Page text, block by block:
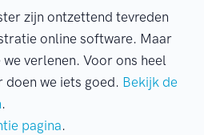
zijn ontzettend tevreden
online software. Maar
verlenen. Voor ons heel
we iets goed. Bekijk de
.
pagina.